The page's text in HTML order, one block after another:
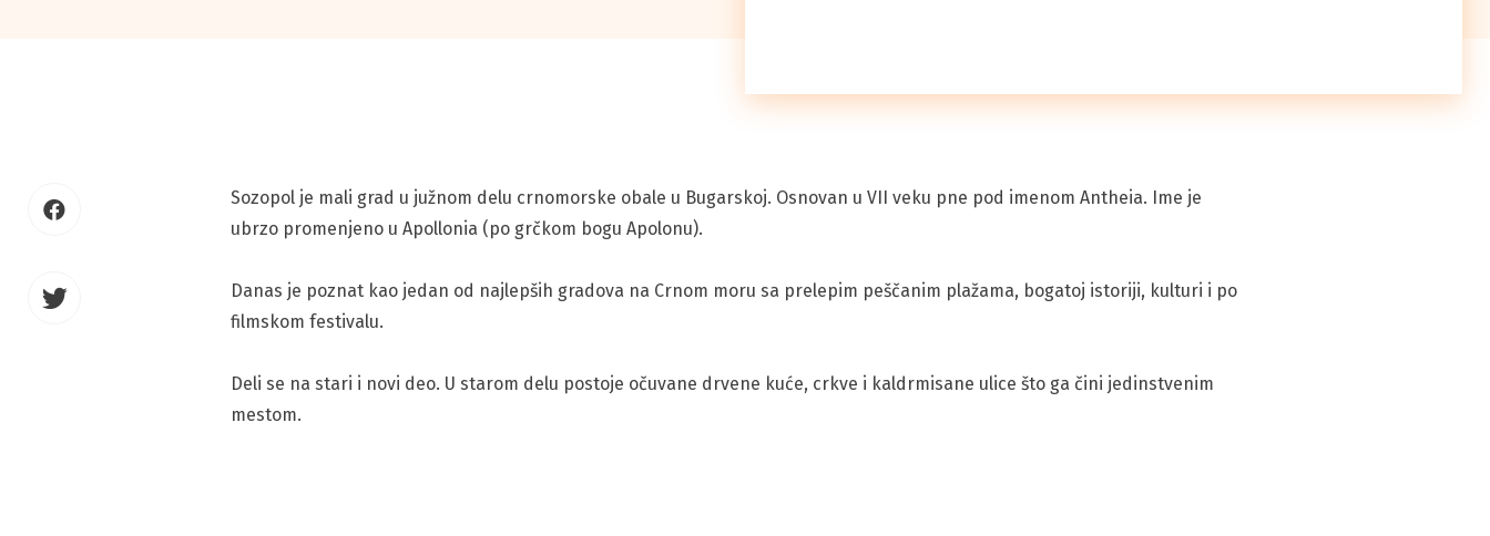
Sozopol je mali grad u južnom delu crnomorske obale u Bugarskoj. Osnovan u VII veku pne pod imenom Antheia. Ime je
ubrzo promenjeno u Apollonia (po grčkom bogu Apolonu).
Danas je poznat kao jedan od najlepših gradova na Crnom moru sa prelepim peščanim plažama, bogatoj istoriji, kulturi i po
filmskom festivalu.
Deli se na stari i novi deo. U starom delu postoje očuvane drvene kuće, crkve i kaldrmisane ulice što ga čini jedinstvenim
mestom.